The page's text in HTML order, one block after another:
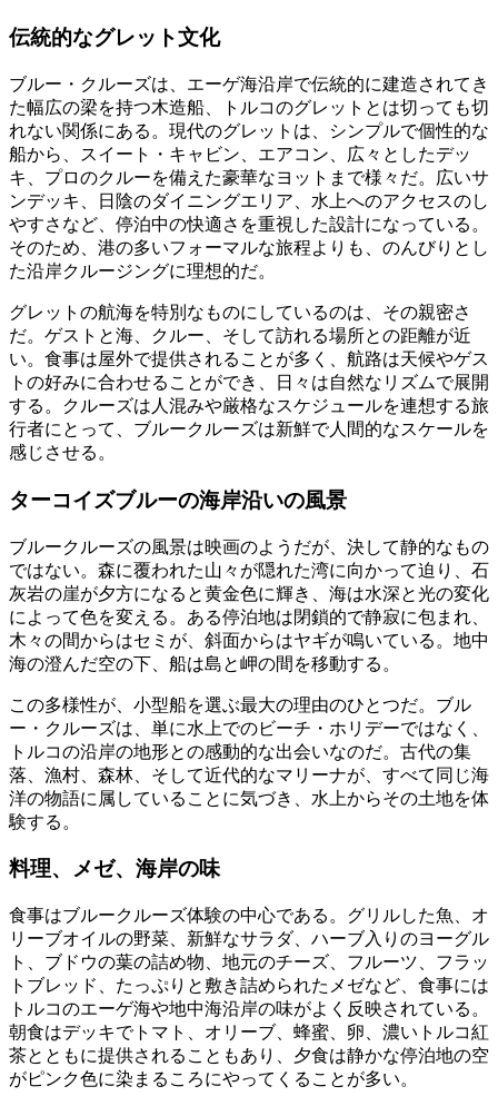
伝統的なグレット文化
ブルー・クルーズは、エーゲ海沿岸で伝統的に建造されてき
た幅広の梁を持つ木造船、トルコのグレットとは切っても切
れない関係にある。現代のグレットは、シンプルで個性的な
船から、スイート・キャビン、エアコン、広々としたデッ
キ、プロのクルーを備えた豪華なヨットまで様々だ。広いサ
ンデッキ、日陰のダイニングエリア、水上へのアクセスのし
やすさなど、停泊中の快適さを重視した設計になっている。
そのため、港の多いフォーマルな旅程よりも、のんびりとし
た沿岸クルージングに理想的だ。
グレットの航海を特別なものにしているのは、その親密さ
だ。ゲストと海、クルー、そして訪れる場所との距離が近
い。食事は屋外で提供されることが多く、航路は天候やゲス
トの好みに合わせることができ、日々は自然なリズムで展開
する。クルーズは人混みや厳格なスケジュールを連想する旅
行者にとって、ブルークルーズは新鮮で人間的なスケールを
感じさせる。
ターコイズブルーの海岸沿いの風景
ブルークルーズの風景は映画のようだが、決して静的なもの
ではない。森に覆われた山々が隠れた湾に向かって迫り、石
灰岩の崖が夕方になると黄金色に輝き、海は水深と光の変化
によって色を変える。ある停泊地は閉鎖的で静寂に包まれ、
木々の間からはセミが、斜面からはヤギが鳴いている。地中
海の澄んだ空の下、船は島と岬の間を移動する。
この多様性が、小型船を選ぶ最大の理由のひとつだ。ブル
ー・クルーズは、単に水上でのビーチ・ホリデーではなく、
トルコの沿岸の地形との感動的な出会いなのだ。古代の集
落、漁村、森林、そして近代的なマリーナが、すべて同じ海
洋の物語に属していることに気づき、水上からその土地を体
験する。
料理、メゼ、海岸の味
食事はブルークルーズ体験の中心である。グリルした魚、オ
リーブオイルの野菜、新鮮なサラダ、ハーブ入りのヨーグル
ト、ブドウの葉の詰め物、地元のチーズ、フルーツ、フラッ
トブレッド、たっぷりと敷き詰められたメゼなど、食事には
トルコのエーゲ海や地中海沿岸の味がよく反映されている。
朝食はデッキでトマト、オリーブ、蜂蜜、卵、濃いトルコ紅
茶とともに提供されることもあり、夕食は静かな停泊地の空
がピンク色に染まるころにやってくることが多い。